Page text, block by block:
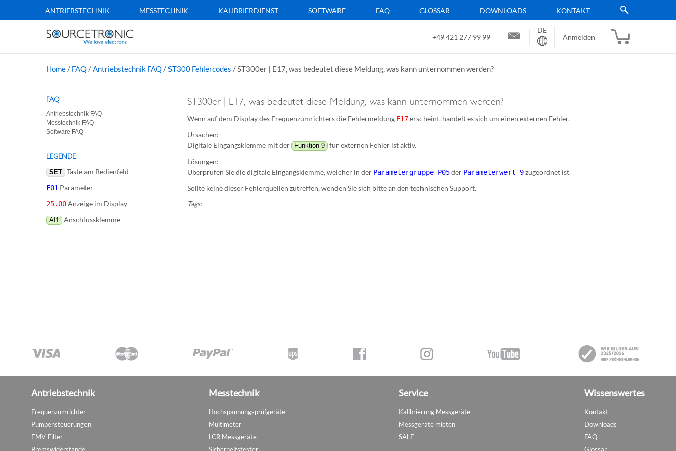
ANTRIEBSTECHNIK MESSTECHNIK KALIBRIERDIENST SOFTWARE FAQ GLOSSAR DOWNLOADS KONTAKT
+49 421 277 99 99
Sprache
DE
Anmelden
Home / FAQ /Antriebstechnik FAQ /ST300 Fehlercodes /ST300er | E17, was bedeutet diese Meldung, was kann unternommen werden?
ST300er | E17, was bedeutet diese Meldung, was kann unternommen werden?
Wenn auf dem Display des Frequenzumrichters die Fehlermeldung E17erscheint, handelt es sich um einen externen Fehler.
Ursachen:
Digitale Eingangsklemme mit der
Funktion 9
für externen Fehler ist aktiv.
Lösungen:
Überprüfen Sie die digitale Eingangsklemme, welcher in der Parametergruppe P05der Parameterwert 9zugeordnet ist.
Sollte keine dieser Fehlerquellen zutreffen, wenden Sie sich bitte an den technischen Support.
Tags:
FAQ
Antriebstechnik FAQ
Messtechnik FAQ
Software FAQ
LEGENDE
SET Taste am Bedienfeld
F01 Parameter
25.00Anzeige im Display
AI1 Anschlussklemme
Antriebstechnik
Frequenzumrichter
Pumpensteuerungen
EMV-Filter
Messtechnik
Hochspannungsprüfgeräte
Multimeter
LCR Messgeräte
Service
Kalibrierung Messgeräte
Messgeräte mieten
SALE
Wissenswertes
Kontakt
Downloads
FAQ